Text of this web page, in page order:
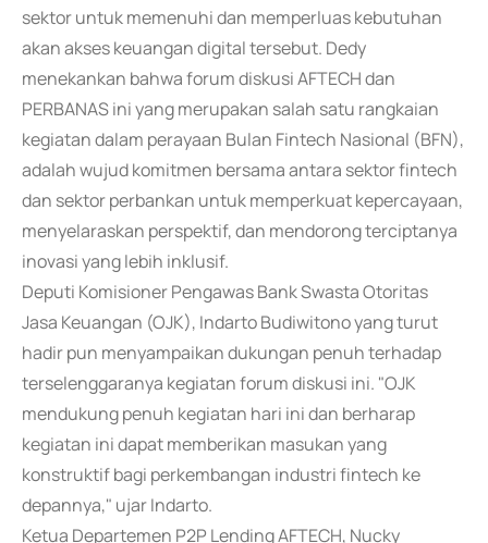
sektor untuk memenuhi dan memperluas kebutuhan
akan akses keuangan digital tersebut. Dedy
menekankan bahwa forum diskusi AFTECH dan
PERBANAS ini yang merupakan salah satu rangkaian
kegiatan dalam perayaan Bulan Fintech Nasional (BFN),
adalah wujud komitmen bersama antara sektor fintech
dan sektor perbankan untuk memperkuat kepercayaan,
menyelaraskan perspektif, dan mendorong terciptanya
inovasi yang lebih inklusif.
Deputi Komisioner Pengawas Bank Swasta Otoritas
Jasa Keuangan (OJK), Indarto Budiwitono yang turut
hadir pun menyampaikan dukungan penuh terhadap
terselenggaranya kegiatan forum diskusi ini. "OJK
mendukung penuh kegiatan hari ini dan berharap
kegiatan ini dapat memberikan masukan yang
konstruktif bagi perkembangan industri fintech ke
depannya," ujar Indarto.
Ketua Departemen P2P Lending AFTECH, Nucky